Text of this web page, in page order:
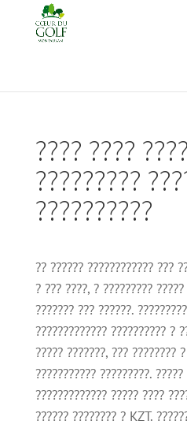
???? ????
?????????
??????????
?? ?????? ???????????? ???
? ??? ????, ? ?????????
??????? ??? ??????.
????????????? ?????????? ?
????? ???????, ??? ????????
??????????? ?????????.
????????????? ????? ????
?????? ???????? ? KZT.